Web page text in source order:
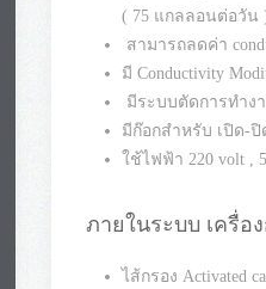
รายละเอียดเครื่องกรอ